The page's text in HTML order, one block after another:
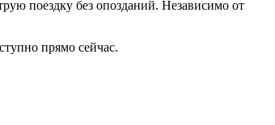
поездку без опозданий. Независимо от
прямо сейчас.